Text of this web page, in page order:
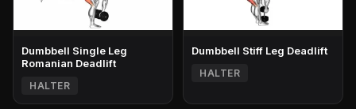
Dumbbell Single Leg
Romanian Deadlift
HALTER
Dumbbell Stiff Leg Deadlift
HALTER